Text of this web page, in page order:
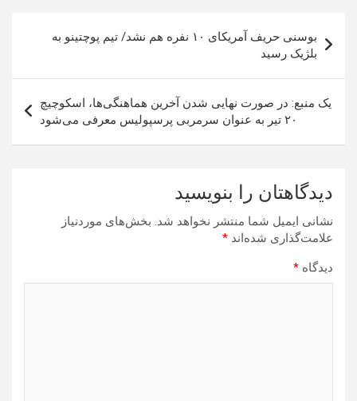
نوشته
بوسنی حریف آمریکای ۱۰ نفره هم نشد/ تیم پوچتینو به
بلژیک رسید
یک منبع: در صورت نهایی شدن آخرین هماهنگی‌ها، اسکوچیچ
۲۰ تیر به عنوان سرمربی پرسپولیس معرفی می‌شود
دیدگاهتان را بنویسید
نشانی ایمیل شما منتشر نخواهد شد. بخش‌های موردنیاز
علامت‌گذاری شده‌اند *
دیدگاه *